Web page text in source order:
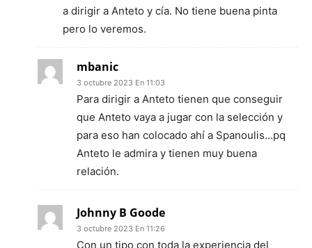
a dirigir a Anteto y cía. No tiene buena pinta
pero lo veremos.
mbanic
3 octubre 2023 En 11:03
Para dirigir a Anteto tienen que conseguir
que Anteto vaya a jugar con la selección y
para eso han colocado ahí a Spanoulis…pq
Anteto le admira y tienen muy buena
relación.
Johnny B Goode
3 octubre 2023 En 11:26
Con un tipo con toda la experiencia del